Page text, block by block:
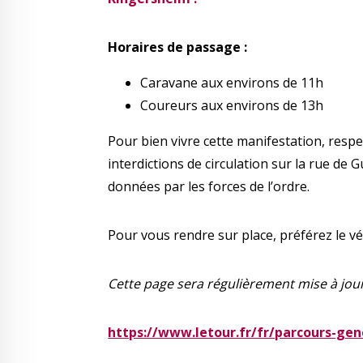
Horaires de passage :
Caravane aux environs de 11h
Coureurs aux environs de 13h
Pour bien vivre cette manifestation,
interdictions de circulation sur la rue de
données par les forces de l’ordre.
Pour vous rendre sur place, préférez le
Cette page sera régulièrement mise à
https://www.letour.fr/fr/parcours-